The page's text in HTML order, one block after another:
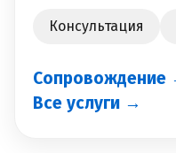
Консультация
Сопровождение
Все услуги →